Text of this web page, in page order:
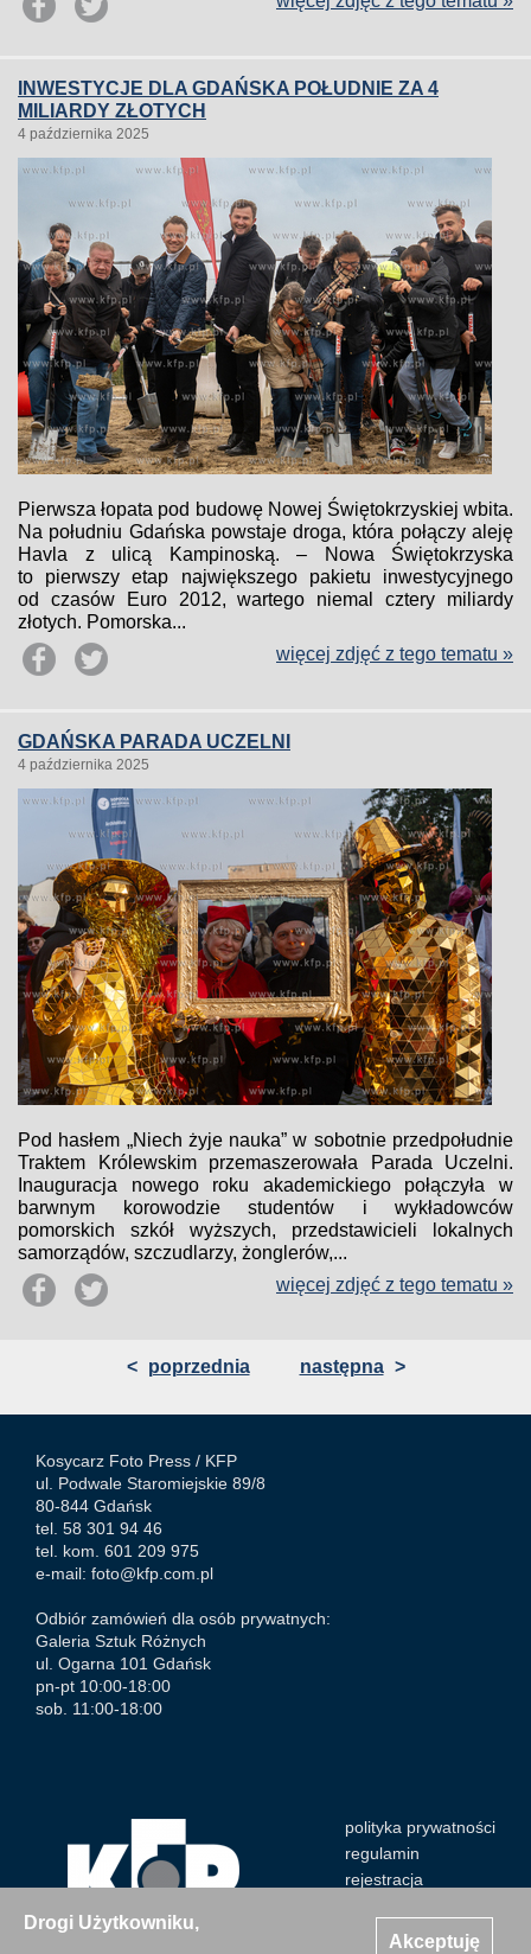
Akceptuję
Drogi Użytkowniku,
INWESTYCJE DLA GDAŃSKA POŁUDNIE ZA 4
MILIARDY ZŁOTYCH
4 października 2025
Pierwsza łopata pod budowę Nowej Świętokrzyskiej wbita.
Na południu Gdańska powstaje droga, która połączy aleję
Havla z ulicą Kampinoską. – Nowa Świętokrzyska
to pierwszy etap największego pakietu inwestycyjnego
od czasów Euro 2012, wartego niemal cztery miliardy
złotych. Pomorska...
więcej zdjęć z tego tematu »
GDAŃSKA PARADA UCZELNI
4 października 2025
Pod hasłem „Niech żyje nauka” w sobotnie przedpołudnie
Traktem Królewskim przemaszerowała Parada Uczelni.
Inauguracja nowego roku akademickiego połączyła w
barwnym korowodzie studentów i wykładowców
pomorskich szkół wyższych, przedstawicieli lokalnych
samorządów, szczudlarzy, żonglerów,...
więcej zdjęć z tego tematu »
< poprzednia następna >
Kosycarz Foto Press / KFP
ul. Podwale Staromiejskie 89/8
80-844 Gdańsk
tel. 58 301 94 46
tel. kom. 601 209 975
e-mail: foto@kfp.com.pl
Odbiór zamówień dla osób prywatnych:
Galeria Sztuk Różnych
ul. Ogarna 101 Gdańsk
pn-pt 10:00-18:00
sob. 11:00-18:00
polityka prywatności
regulamin
rejestracja